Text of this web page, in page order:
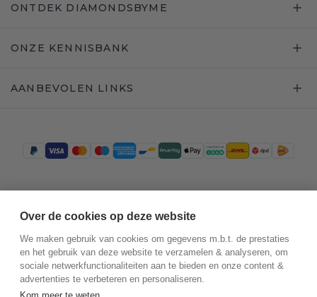
ONTDEK DIAMONDSBYME
ONZE KENNISBANK
AANBEVOLEN LINKS
Over de cookies op deze website
We maken gebruik van cookies om gegevens m.b.t. de prestaties
en het gebruik van deze website te verzamelen & analyseren, om
sociale netwerkfunctionaliteiten aan te bieden en onze content &
advertenties te verbeteren en personaliseren.